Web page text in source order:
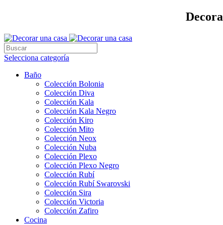
Selecciona categoría
Baño
Colección Bolonia
Colección Diva
Colección Kala
Colección Kala Negro
Colección Kiro
Colección Mito
Colección Neox
Colección Nuba
Colección Plexo
Colección Plexo Negro
Colección Rubí
Colección Rubí Swarovski
Colección Sira
Colección Victoria
Colección Zafiro
Cocina